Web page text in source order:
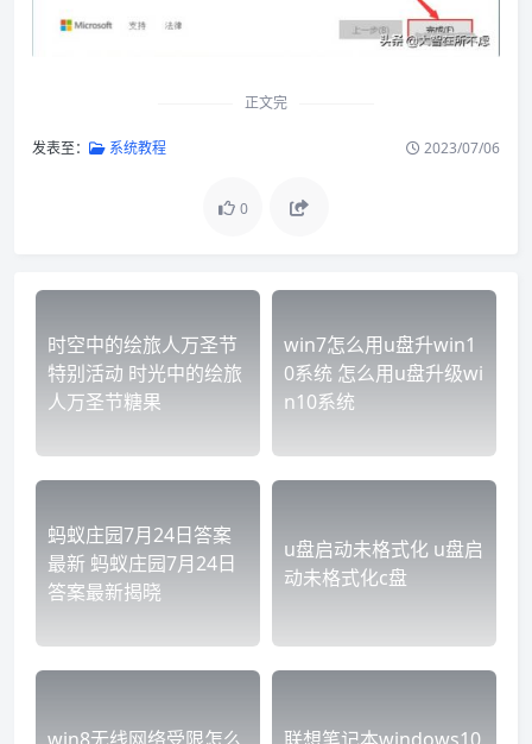
正文完
发表至： 系统教程 2023/07/06
0
时空中的绘旅人万圣节
特别活动 时光中的绘旅
人万圣节糖果
win7怎么用u盘升win1
0系统 怎么用u盘升级wi
n10系统
蚂蚁庄园7月24日答案
最新 蚂蚁庄园7月24日
答案最新揭晓
u盘启动未格式化 u盘启
动未格式化c盘